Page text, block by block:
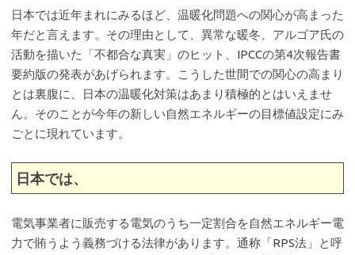
日本では近年まれにみるほど、温暖化問題への関心が高まった
年だと言えます。その理由として、異常な暖冬、アルゴア氏の
活動を描いた「不都合な真実」のヒット、IPCCの第4次報告書
要約版の発表があげられます。こうした世間での関心の高まり
とは裏腹に、日本の温暖化対策はあまり積極的とはいえませ
ん。そのことが今年の新しい自然エネルギーの目標値設定にみ
ごとに現れています。
日本では、
電気事業者に販売する電気のうち一定割合を自然エネルギー電
力で賄うよう義務づける法律があります。通称「RPS法」と呼